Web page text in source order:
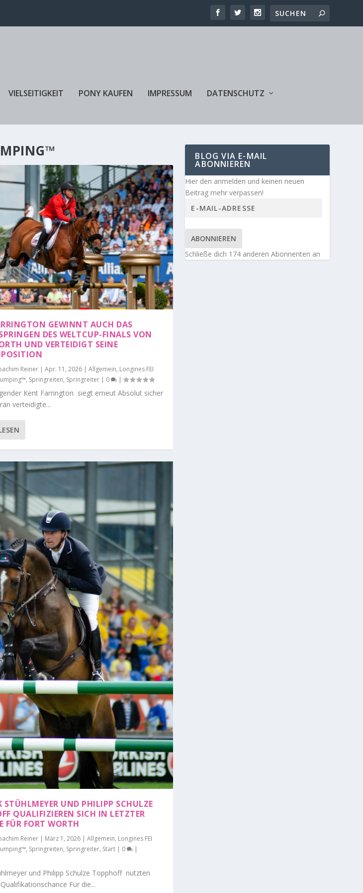
VIELSEITIGKEIT PONY KAUFEN IMPRESSUM DATENSCHUTZ
GEWINNT AUCH DAS
DES WELTCUP-FINALS VON
UND VERTEIDIGT SEINE
Reiner| Apr. 11, 2026| Allgemein, Longines FEI
, Springreiten, Springreiter| 0 |
Kent Farrington siegt erneut Absolut sicher
verteidigte...
STÜHLMEYER UND PHILIPP SCHULZE
QUALIFIZIEREN SICH IN LETZTER
FÜR FORT WORTH
Reiner| März 1, 2026| Allgemein, Longines FEI
, Springreiten, Springreiter, Start| 0 |
und Philipp Schulze Topphoff nutzten
Für die...
BLOG VIA E-MAIL
ABONNIEREN
Hier den anmelden und keinen neuen
Beitrag mehr verpassen!
ABONNIEREN
Schließe dich 174 anderen Abonnenten an